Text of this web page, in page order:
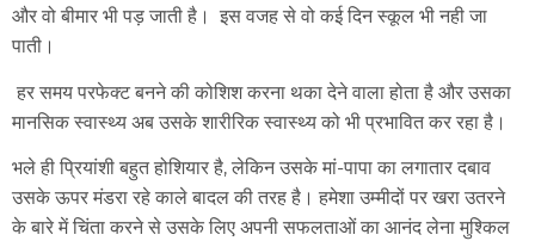
और वो बीमार भी पड़ जाती है। इस वजह से वो कई दिन स्कूल भी नही जा
पाती।
हर समय परफेक्ट बनने की कोशिश करना थका देने वाला होता है और उसका
मानसिक स्वास्थ्य अब उसके शारीरिक स्वास्थ्य को भी प्रभावित कर रहा है।
भले ही प्रियांशी बहुत होशियार है, लेकिन उसके मां-पापा का लगातार दबाव
उसके ऊपर मंडरा रहे काले बादल की तरह है। हमेशा उम्मीदों पर खरा उतरने
के बारे में चिंता करने से उसके लिए अपनी सफलताओं का आनंद लेना मुश्किल